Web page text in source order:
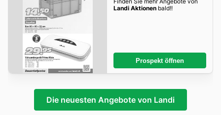
Landi Aktionenbald!!
Prospekt öffnen
Die neuesten Angebote von Landi